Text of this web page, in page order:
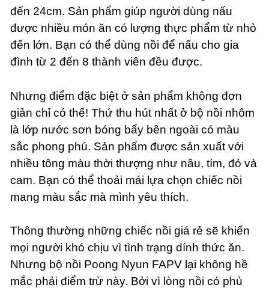
đến 24cm. Sản phẩm giúp người dùng nấu
được nhiều món ăn có lượng thực phẩm từ nhỏ
đến lớn. Bạn có thể dùng nồi để nấu cho gia
đình từ 2 đến 8 thành viên đều được.
Nhưng điểm đặc biệt ở sản phẩm không đơn
giản chỉ có thế! Thứ thu hút nhất ở bộ nồi nhôm
là lớp nước sơn bóng bẩy bên ngoài có màu
sắc phong phú. Sản phẩm được sản xuất với
nhiều tông màu thời thượng như nâu, tím, đỏ và
cam. Bạn có thể thoải mái lựa chọn chiếc nồi
mang màu sắc mà mình yêu thích.
Thông thường những chiếc nồi giá rẻ sẽ khiến
mọi người khó chịu vì tình trạng dính thức ăn.
Nhưng bộ nồi Poong Nyun FAPV lại không hề
mắc phải điểm trừ này. Bởi vì lòng nồi có phủ